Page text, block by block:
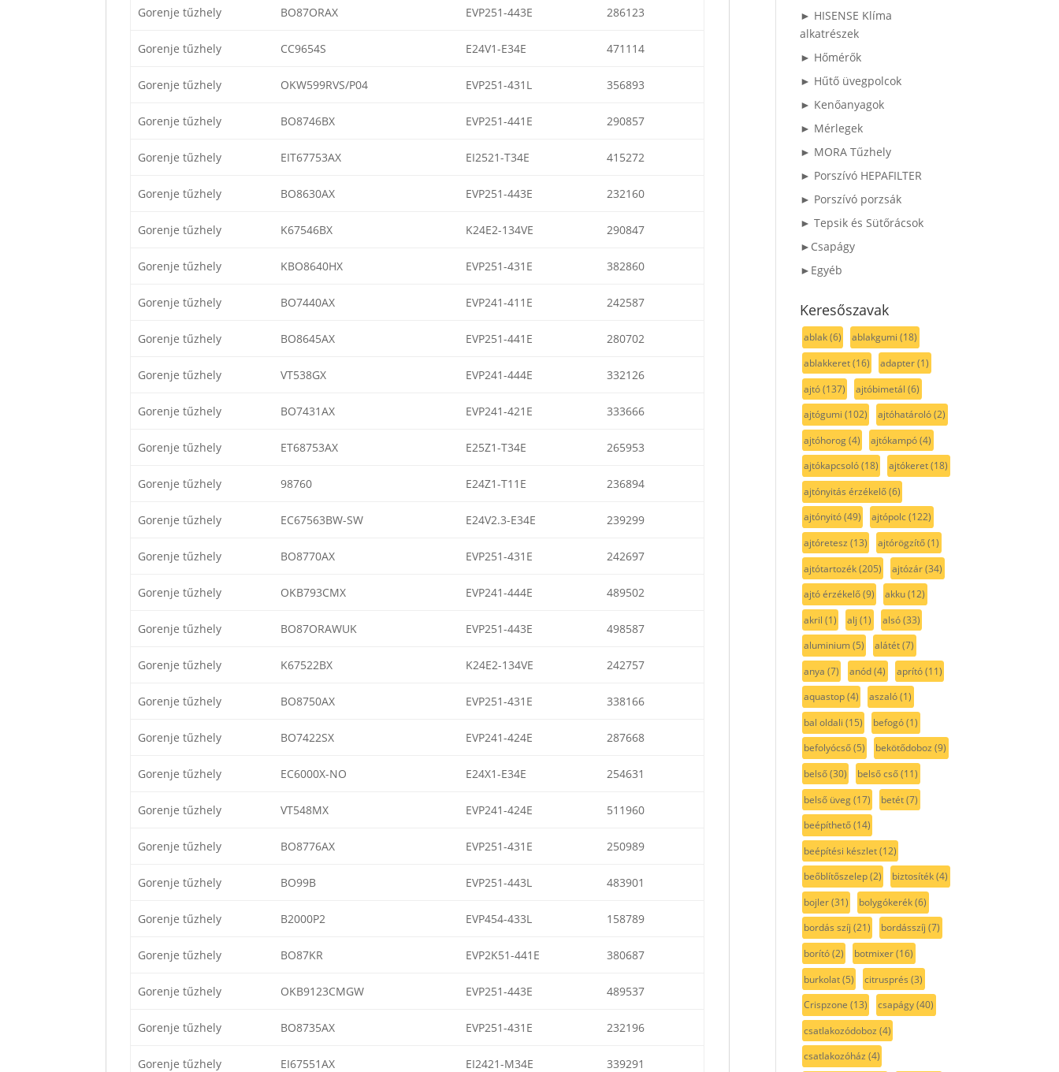
Gorenje tűzhely BO87ORAX EVP251-443E 286123
Gorenje tűzhely CC9654S E24V1-E34E 471114
Gorenje tűzhely OKW599RVS/P04 EVP251-431L 356893
Gorenje tűzhely BO8746BX EVP251-441E 290857
Gorenje tűzhely EIT67753AX EI2521-T34E 415272
Gorenje tűzhely BO8630AX EVP251-443E 232160
Gorenje tűzhely K67546BX K24E2-134VE 290847
Gorenje tűzhely KBO8640HX EVP251-431E 382860
Gorenje tűzhely BO7440AX EVP241-411E 242587
Gorenje tűzhely BO8645AX EVP251-441E 280702
Gorenje tűzhely VT538GX EVP241-444E 332126
Gorenje tűzhely BO7431AX EVP241-421E 333666
Gorenje tűzhely ET68753AX E25Z1-T34E 265953
Gorenje tűzhely 98760 E24Z1-T11E 236894
Gorenje tűzhely EC67563BW-SW E24V2.3-E34E 239299
Gorenje tűzhely BO8770AX EVP251-431E 242697
Gorenje tűzhely OKB793CMX EVP241-444E 489502
Gorenje tűzhely BO87ORAWUK EVP251-443E 498587
Gorenje tűzhely K67522BX K24E2-134VE 242757
Gorenje tűzhely BO8750AX EVP251-431E 338166
Gorenje tűzhely BO7422SX EVP241-424E 287668
Gorenje tűzhely EC6000X-NO E24X1-E34E 254631
Gorenje tűzhely VT548MX EVP241-424E 511960
Gorenje tűzhely BO8776AX EVP251-431E 250989
Gorenje tűzhely BO99B EVP251-443L 483901
Gorenje tűzhely B2000P2 EVP454-433L 158789
Gorenje tűzhely BO87KR EVP2K51-441E 380687
Gorenje tűzhely OKB9123CMGW EVP251-443E 489537
Gorenje tűzhely BO8735AX EVP251-431E 232196
Gorenje tűzhely EI67551AX EI2421-M34E 339291
► HISENSE Klíma
alkatrészek
► Hőmérők
► Hűtő üvegpolcok
► Kenőanyagok
► Mérlegek
► MORA Tűzhely
► Porszívó HEPAFILTER
► Porszívó porzsák
► Tepsik és Sütőrácsok
►Csapágy
►Egyéb
Keresőszavak
ablak(6) ablakgumi (18)
ablakkeret(16) adapter(1)
ajtó(137) ajtóbimetál (6)
ajtógumi (102) ajtóhatároló(2)
ajtóhorog(4) ajtókampó(4)
ajtókapcsoló(18) ajtókeret(18)
ajtónyitás érzékelő(6)
ajtónyitó(49) ajtópolc(122)
ajtóretesz (13) ajtórögzítő(1)
ajtótartozék(205) ajtózár(34)
ajtó érzékelő(9) akku(12)
akril (1) alj (1) alsó(33)
aluminium(5) alátét(7)
anya (7) anód(4) aprító(11)
aquastop(4) aszaló(1)
bal oldali (15) befogó(1)
befolyócső(5) bekötődoboz (9)
belső(30) belső cső(11)
belső üveg(17) betét(7)
beépíthető(14)
beépítési készlet(12)
beőblítőszelep(2) biztosíték(4)
bojler(31) bolygókerék(6)
bordás szíj (21) bordásszíj (7)
borító(2) botmixer(16)
burkolat(5) citrusprés (3)
Crispzone (13) csapágy(40)
csatlakozódoboz (4)
csatlakozóház (4)